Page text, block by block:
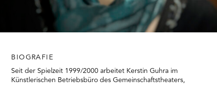
BIOGRAFIE
Seit der Spielzeit 1999/2000 arbeitet Kerstin Guhra im
Künstlerischen Betriebsbüro des Gemeinschaftstheaters,